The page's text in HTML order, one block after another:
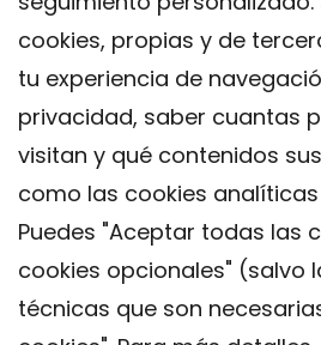
cookies, propias y de
tu experiencia de
privacidad, saber cuantas
visitan y qué contenidos
como las cookies
Puedes "Aceptar todas las
cookies opcionales" (salvo
técnicas que son
Contacto